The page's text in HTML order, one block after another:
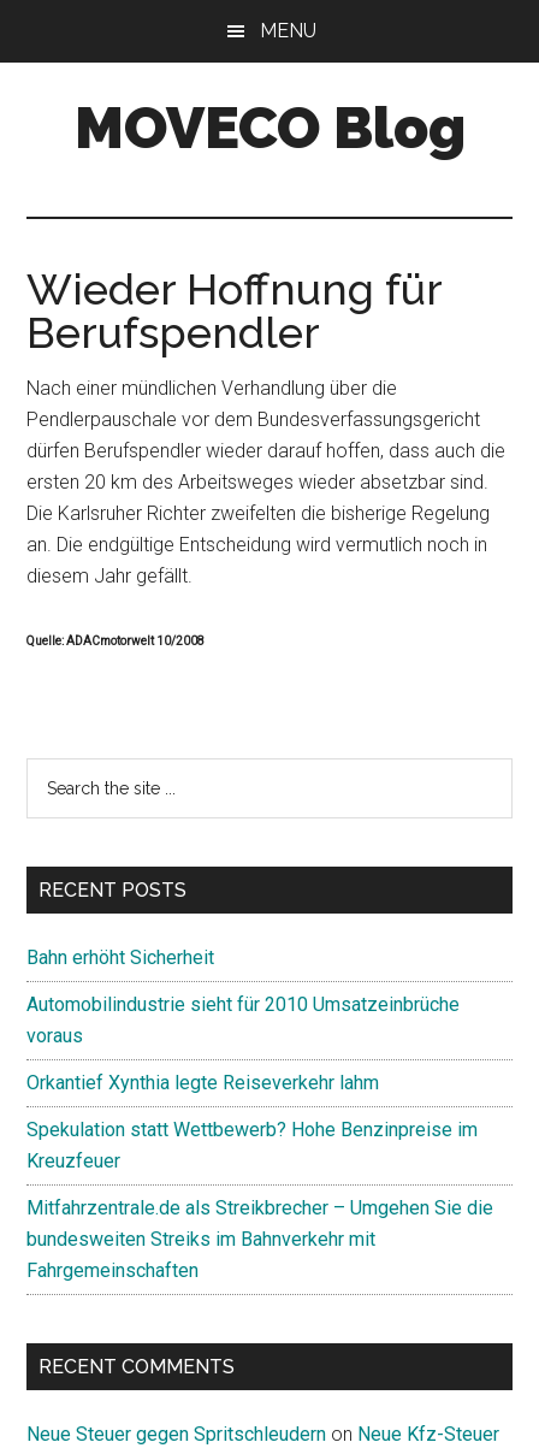
MENU
MOVECO Blog
aus
Bonn
Wieder Hoffnung für
Berufspendler
Nach einer mündlichen Verhandlung über die
Pendlerpauschale vor dem Bundesverfassungsgericht
dürfen Berufspendler wieder darauf hoffen, dass auch die
ersten 20 km des Arbeitsweges wieder absetzbar sind.
Die Karlsruher Richter zweifelten die bisherige Regelung
an. Die endgültige Entscheidung wird vermutlich noch in
diesem Jahr gefällt.
Quelle: ADACmotorwelt 10/2008
Primary
Sidebar
...
RECENT POSTS
Bahn erhöht Sicherheit
Automobilindustrie sieht für 2010 Umsatzeinbrüche
voraus
Orkantief Xynthia legte Reiseverkehr lahm
Spekulation statt Wettbewerb? Hohe Benzinpreise im
Kreuzfeuer
Mitfahrzentrale.de als Streikbrecher – Umgehen Sie die
bundesweiten Streiks im Bahnverkehr mit
Fahrgemeinschaften
RECENT COMMENTS
Neue Steuer gegen Spritschleudern on Neue Kfz-Steuer